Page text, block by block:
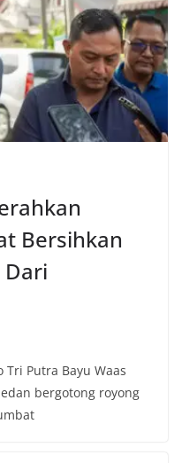
Bersihkan
Dari
Tri Putra Bayu Waas
bergotong royong